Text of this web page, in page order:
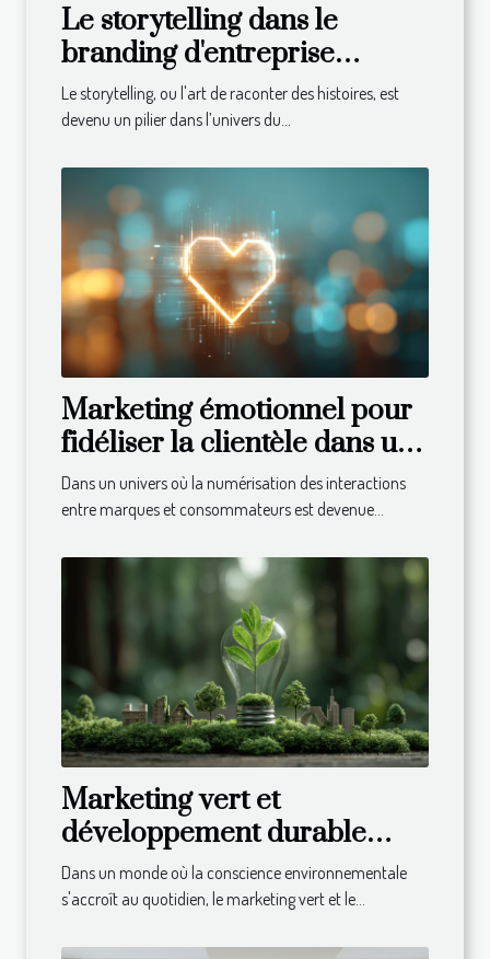
Le storytelling dans le
branding d'entreprise
comment raconter l'histoire
de votre marque pour
Le storytelling, ou l'art de raconter des histoires, est
devenu un pilier dans l’univers du...
Marketing émotionnel pour
fidéliser la clientèle dans un
monde numérique
Dans un univers où la numérisation des interactions
entre marques et consommateurs est devenue...
Marketing vert et
développement durable
comment les marques
réussissent avec une
Dans un monde où la conscience environnementale
s'accroît au quotidien, le marketing vert et le...